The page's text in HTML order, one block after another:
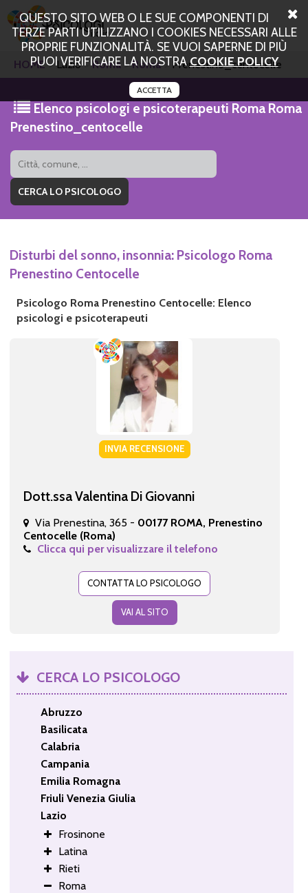
QUESTO SITO WEB O LE SUE COMPONENTI DI
TERZE PARTI UTILIZZANO I COOKIES NECESSARI ALLE
PROPRIE FUNZIONALITÀ. SE VUOI SAPERNE DI PIÙ
PUOI VERIFICARE LA NOSTRACOOKIE POLICY
ACCETTA
HOME Lazio Roma Roma Prenestino_centocelle
Elenco psicologi e psicoterapeuti Roma Roma
Prenestino_centocelle
Disturbi del sonno, insonnia: Psicologo Roma
Prenestino Centocelle
Psicologo Roma Prenestino Centocelle: Elenco
psicologi e psicoterapeuti
INVIA RECENSIONE
Dott.ssa Valentina Di Giovanni
Via Prenestina, 365 - 00177 ROMA, Prenestino
Centocelle (Roma)
Clicca qui per visualizzare il telefono
CONTATTA LO PSICOLOGO
VAI AL SITO
CERCA LO PSICOLOGO
Abruzzo
Basilicata
Calabria
Campania
Emilia Romagna
Friuli Venezia Giulia
Lazio
Frosinone
Latina
Rieti
Roma